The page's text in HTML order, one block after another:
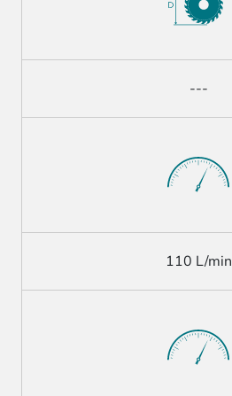
---
110 L/min